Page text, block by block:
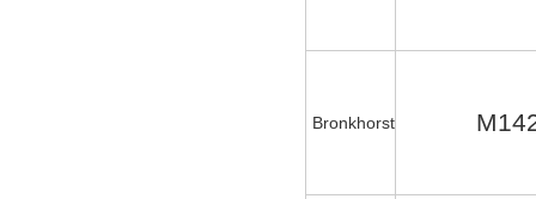
Bronkhorst